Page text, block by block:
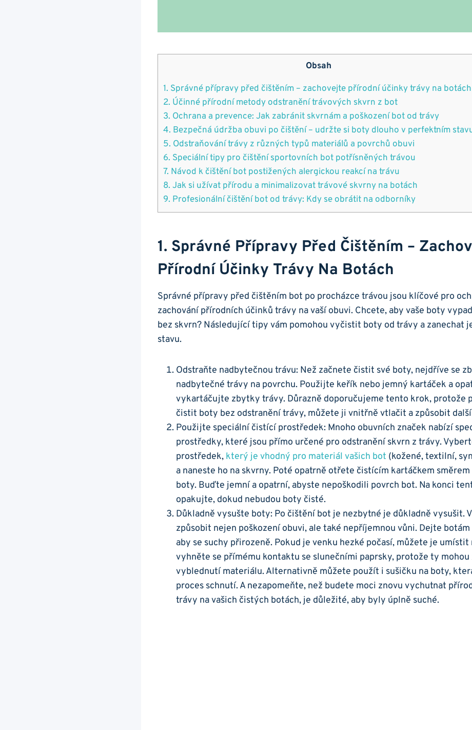
Obsah
1. Správné ​přípravy před čištěním – zachovejte přírodní účinky trávy na botách
2.‍ Účinné přírodní metody odstranění trávových skvrn z⁣ bot
3.⁤ Ochrana a prevence: ‍Jak ⁣zabránit skvrnám a poškození bot od ​trávy
4. Bezpečná údržba obuvi ‌po čištění⁢ – udržte si⁤ boty dlouho v perfektním
5. Odstraňování trávy z různých typů materiálů a povrchů obuvi
6. Speciální tipy pro čištění sportovních bot potřísněných trávou
7. Návod ‌k čištění‌ bot ‍postižených alergickou reakcí na trávu
8. Jak ⁢si užívat přírodu a minimalizovat‌ trávové skvrny na ⁢botách
9. ‌Profesionální ⁢čištění bot od trávy: Kdy⁢ se obrátit na odborníky
1. Správné ​přípravy Před Čištěním –
Přírodní Účinky Trávy Na Botách
Správné přípravy před ⁢čištěním⁣ bot po procházce ‍trávou⁣ jsou klíčové pro
zachování přírodních účinků⁢ trávy ⁣na vaší obuvi. Chcete, aby vaše boty
bez skvrn? Následující⁣ tipy vám pomohou vyčistit boty od trávy a‌ zanechat
‌stavu.
Odstraňte nadbytečnou trávu: Než začnete čistit své boty, nejdříve se
nadbytečné trávy‌ na povrchu.‍ Použijte keřík nebo jemný ⁢kartáček a
vykartáčujte zbytky trávy. ‍Důrazně⁣ doporučujeme⁤ tento krok, protože
čistit boty bez odstranění trávy, můžete ji vnitřně vtlačit ⁣a způsobit
Použijte speciální‍ čistící prostředek: Mnoho⁤ obuvních značek nabízí
prostředky, které jsou přímo určené pro odstranění skvrn ‍z trávy.
prostředek,⁣ který je vhodný pro materiál​ vašich bot (kožené, textilní,
a naneste ho na skvrny. Poté opatrně otřete čistícím ⁢kartáčkem směrem
boty. Buďte jemní ‍a ⁢opatrní, abyste nepoškodili povrch ‌bot. Na konci
opakujte, dokud nebudou boty⁤ čisté.
Důkladně vysušte boty: Po čištění ⁢bot je nezbytné je důkladně vysušit.
způsobit⁢ nejen poškození ⁣obuvi, ale ⁤také nepříjemnou vůni. Dejte
⁣aby se ‍suchy přirozeně. Pokud je venku hezké‌ počasí, můžete je umístit⁢
vyhněte se⁢ přímému kontaktu se slunečními‍ paprsky, ​protože⁣ ty mohou
‍vyblednutí materiálu. Alternativně​ můžete použít i ‍sušičku na boty,
proces schnutí. ‍A nezapomeňte, než budete moci znovu vychutnat
trávy na ⁣vašich čistých‌ botách, je důležité, aby byly⁢ úplně suché.